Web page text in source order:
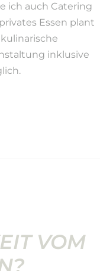
ich auch Catering
Essen plant
inklusive
VOM